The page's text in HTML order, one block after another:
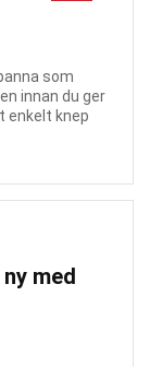
som
innan du ger
enkelt knep
med